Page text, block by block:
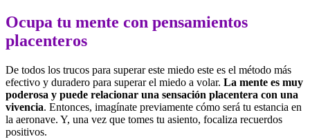
Ocupa tu mente con pensamientos
placenteros
De todos los trucos para superar este miedo este es el método más
efectivo y duradero para superar el miedo a volar. La mente es muy
poderosa y puede relacionar una sensación placentera con una
vivencia. Entonces, imagínate previamente cómo será tu estancia en
la aeronave. Y, una vez que tomes tu asiento, focaliza recuerdos
positivos.